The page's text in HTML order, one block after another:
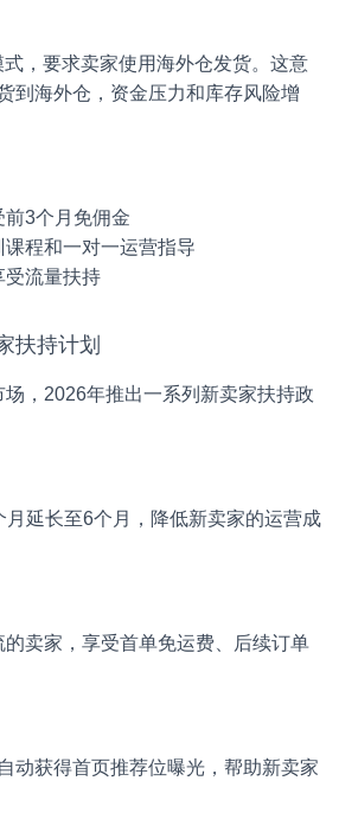
，要求卖家使用海外仓发货。这意
到海外仓，资金压力和库存风险增
前3个月免佣金
程和一对一运营指导
受流量扶持
扶持计划
，2026年推出一系列新卖家扶持政
月延长至6个月，降低新卖家的运营成
卖家，享受首单免运费、后续订单
动获得首页推荐位曝光，帮助新卖家